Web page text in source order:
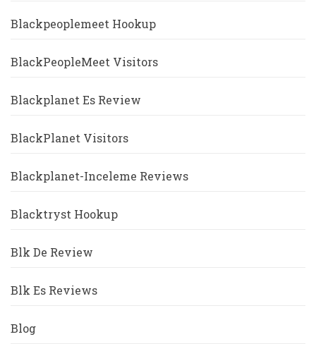
Blackpeoplemeet Hookup
BlackPeopleMeet Visitors
Blackplanet Es Review
BlackPlanet Visitors
Blackplanet-Inceleme Reviews
Blacktryst Hookup
Blk De Review
Blk Es Reviews
Blog